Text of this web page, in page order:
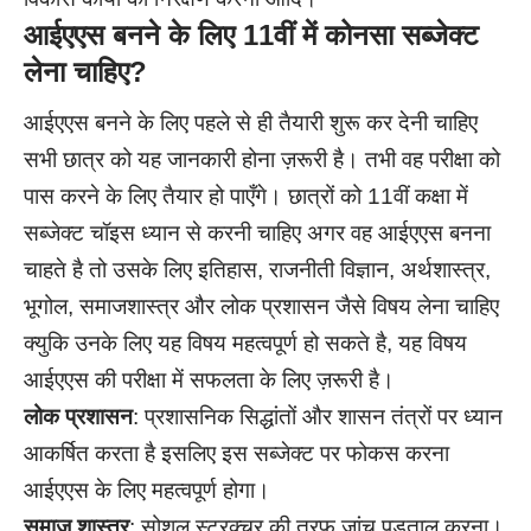
आईएएस बनने के लिए 11वीं में कोनसा सब्जेक्ट
लेना चाहिए?
आईएएस बनने के लिए पहले से ही तैयारी शुरू कर देनी चाहिए
सभी छात्र को यह जानकारी होना ज़रूरी है। तभी वह परीक्षा को
पास करने के लिए तैयार हो पाएँगे। छात्रों को 11वीं कक्षा में
सब्जेक्ट चॉइस ध्यान से करनी चाहिए अगर वह आईएएस बनना
चाहते है तो उसके लिए इतिहास, राजनीती विज्ञान, अर्थशास्त्र,
भूगोल, समाजशास्त्र और लोक प्रशासन जैसे विषय लेना चाहिए
क्युकि उनके लिए यह विषय महत्वपूर्ण हो सकते है, यह विषय
आईएएस की परीक्षा में सफलता के लिए ज़रूरी है।
लोक प्रशासन: प्रशासनिक सिद्धांतों और शासन तंत्रों पर ध्यान
आकर्षित करता है इसलिए इस सब्जेक्ट पर फोकस करना
आईएएस के लिए महत्वपूर्ण होगा।